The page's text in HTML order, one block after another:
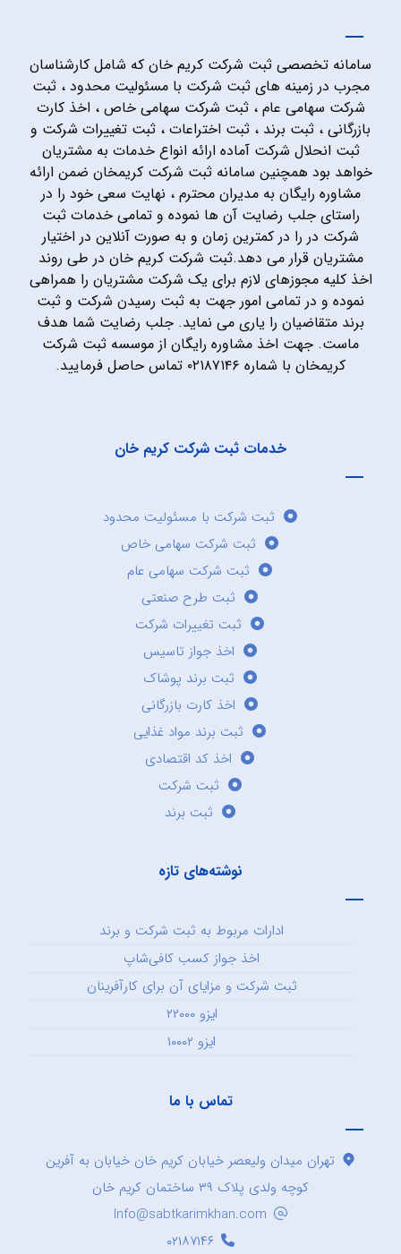
سامانه تخصصی ثبت شرکت کریم خان که شامل کارشناسان
مجرب در زمینه های ثبت شرکت با مسئولیت محدود ، ثبت
شرکت سهامی عام ، ثبت شرکت سهامی خاص ، اخذ کارت
بازرگانی ، ثبت برند ، ثبت اختراعات ، ثبت تغییرات شرکت و
ثبت انحلال شرکت آماده ارائه انواع خدمات به مشتریان
خواهد بود همچنین سامانه ثبت شرکت کریمخان ضمن ارائه
مشاوره رایگان به مدیران محترم ، نهایت سعی خود را در
راستای جلب رضایت آن ها نموده و تمامی خدمات ثبت
شرکت در را در کمترین زمان و به صورت آنلاین در اختیار
مشتریان قرار می دهد.ثبت شرکت کریم خان در طی روند
اخذ کلیه مجوزهای لازم برای یک شرکت مشتریان را همراهی
نموده و در تمامی امور جهت به ثبت رسیدن شرکت و ثبت
برند متقاضیان را یاری می نماید. جلب رضایت شما هدف
ماست. جهت اخذ مشاوره رایگان از موسسه ثبت شرکت
کریمخان با شماره ۰۲۱۸۷۱۴۶ تماس حاصل فرمایید.
خدمات ثبت شرکت کریم خان
ثبت شرکت با مسئولیت محدود
ثبت شرکت سهامی خاص
ثبت شرکت سهامی عام
ثبت طرح صنعتی
ثبت تغییرات شرکت
اخذ جواز تاسیس
ثبت برند پوشاک
اخذ کارت بازرگانی
ثبت برند مواد غذایی
اخذ کد اقتصادی
ثبت شرکت
ثبت برند
نوشته‌های تازه
ادارات مربوط به ثبت شرکت و برند
اخذ جواز کسب کافی‌شاپ
ثبت شرکت و مزایای آن برای کارآفرینان
ایزو ۲۲۰۰۰
ایزو ۱۰۰۰۲
تماس با ما
تهران میدان ولیعصر خیابان کریم خان خیابان به آفرین
کوچه ولدی پلاک ۳۹ ساختمان کریم خان
Info@sabtkarimkhan.com
۰۲۱۸۷۱۴۶